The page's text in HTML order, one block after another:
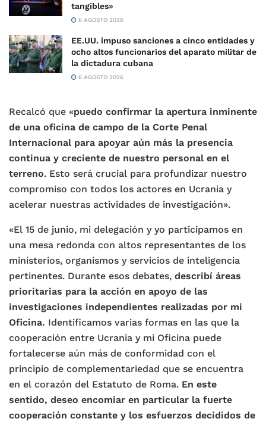
tangibles»
6 AGOSTO 2026
EE.UU. impuso sanciones a cinco entidades y
ocho altos funcionarios del aparato militar de
la dictadura cubana
6 AGOSTO 2026
Recalcó que «puedo confirmar la apertura inminente
de una oficina de campo de la Corte Penal
Internacional para apoyar aún más la presencia
continua y creciente de nuestro personal en el
terreno. Esto será crucial para profundizar nuestro
compromiso con todos los actores en Ucrania y
acelerar nuestras actividades de investigación».
«El 15 de junio, mi delegación y yo participamos en
una mesa redonda con altos representantes de los
ministerios, organismos y servicios de inteligencia
pertinentes. Durante esos debates, describí áreas
prioritarias para la acción en apoyo de las
investigaciones independientes realizadas por mi
Oficina. Identificamos varias formas en las que la
cooperación entre Ucrania y mi Oficina puede
fortalecerse aún más de conformidad con el
principio de complementariedad que se encuentra
en el corazón del Estatuto de Roma. En este
sentido, deseo encomiar en particular la fuerte
cooperación constante y los esfuerzos decididos de